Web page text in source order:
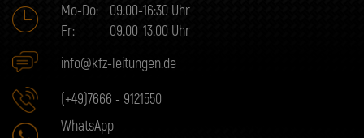
Mo-Do:
09.00-16:30 Uhr
Fr:
09.00-13.00 Uhr
info@kfz-leitungen.de
(+49)7666 - 9121550
WhatsApp